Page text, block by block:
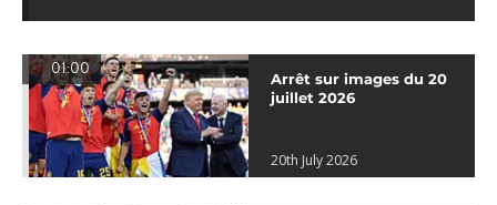
01:00
Arrêt sur images du 20
juillet 2026
20th July 2026